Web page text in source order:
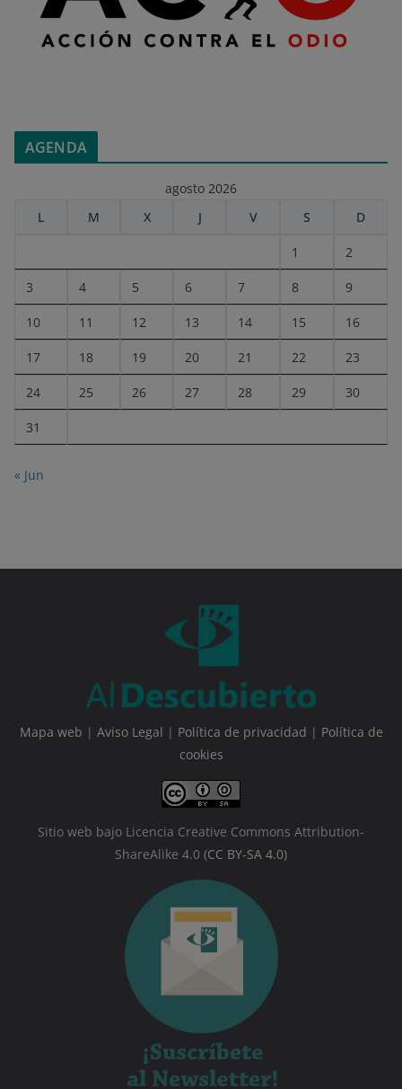
AGENDA
agosto 2026
L
M X J V S D
1 2
3 4 5 6 7 8 9
10 11 12 13 14 15 16
17 18 19 20 21 22 23
24 25 26 27 28 29 30
31
« Jun
Mapa web | Aviso Legal | Política de privacidad | Política de
cookies
Sitio web bajo Licencia Creative Commons Attribution-
ShareAlike 4.0 (CC BY-SA 4.0)